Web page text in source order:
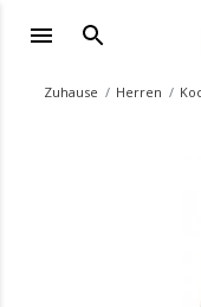
Zuhause Herren